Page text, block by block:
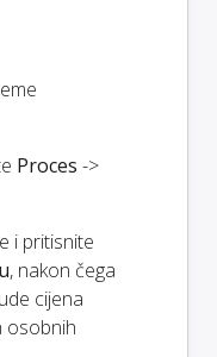
Proces ->
i pritisnite
, nakon čega
cijena
osobnih